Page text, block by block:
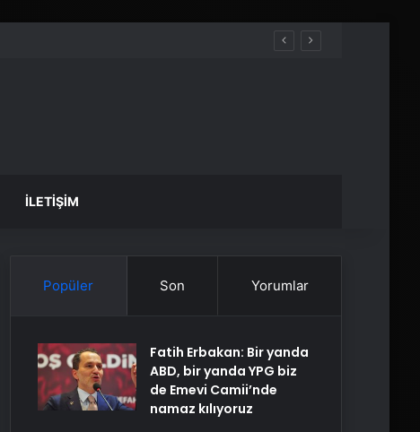
İLETIŞIM
Popüler Son Yorumlar
Fatih Erbakan: Bir yanda
ABD, bir yanda YPG biz
de Emevi Camii’nde
namaz kılıyoruz